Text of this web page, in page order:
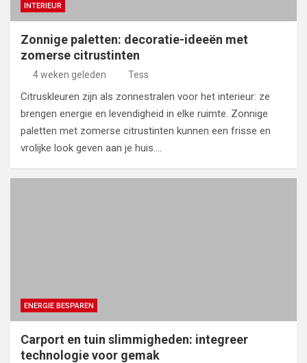
INTERIEUR
Zonnige paletten: decoratie-ideeën met
zomerse citrustinten
4 weken geleden Tess
Citruskleuren zijn als zonnestralen voor het interieur: ze
brengen energie en levendigheid in elke ruimte. Zonnige
paletten met zomerse citrustinten kunnen een frisse en
vrolijke look geven aan je huis.…
ENERGIE BESPAREN
Carport en tuin slimmigheden: integreer
technologie voor gemak